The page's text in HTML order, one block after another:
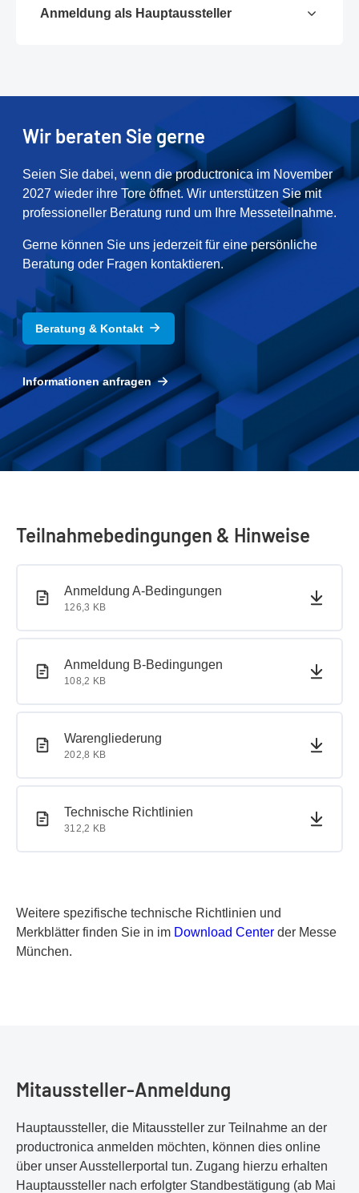
Anmeldung als Hauptaussteller
Wir beraten Sie gerne
Seien Sie dabei, wenn die productronica im November
2027 wieder ihre Tore öffnet. Wir unterstützen Sie mit
professioneller Beratung rund um Ihre Messeteilnahme.
Gerne können Sie uns jederzeit für eine persönliche
Beratung oder Fragen kontaktieren.
Beratung & Kontakt
Informationen anfragen
Teilnahmebedingungen & Hinweise
PDF-Dokument
Anmeldung A-Bedingungen
126,3 KB
PDF-Dokument
PDF-Dokument
Anmeldung B-Bedingungen
108,2 KB
PDF-Dokument
PDF-Dokument
Warengliederung
202,8 KB
PDF-Dokument
PDF-Dokument
Technische Richtlinien
312,2 KB
PDF-Dokument
Weitere spezifische technische Richtlinien und
Merkblätter finden Sie in im Download Center der Messe
München.
Mitaussteller-Anmeldung
Hauptaussteller, die Mitaussteller zur Teilnahme an der
productronica anmelden möchten, können dies online
über unser Ausstellerportal tun. Zugang hierzu erhalten
Hauptaussteller nach erfolgter Standbestätigung (ab Mai